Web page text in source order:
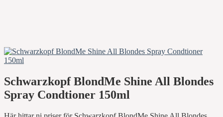
Schwarzkopf BlondMe Shine All Blondes
Spray Condtioner 150ml